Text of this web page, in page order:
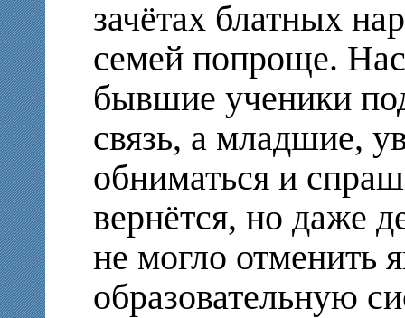
зачётах блатных
семей попроще.
бывшие ученики
связь, а младшие,
обниматься и
вернётся, но даже
не могло отменить
образовательную